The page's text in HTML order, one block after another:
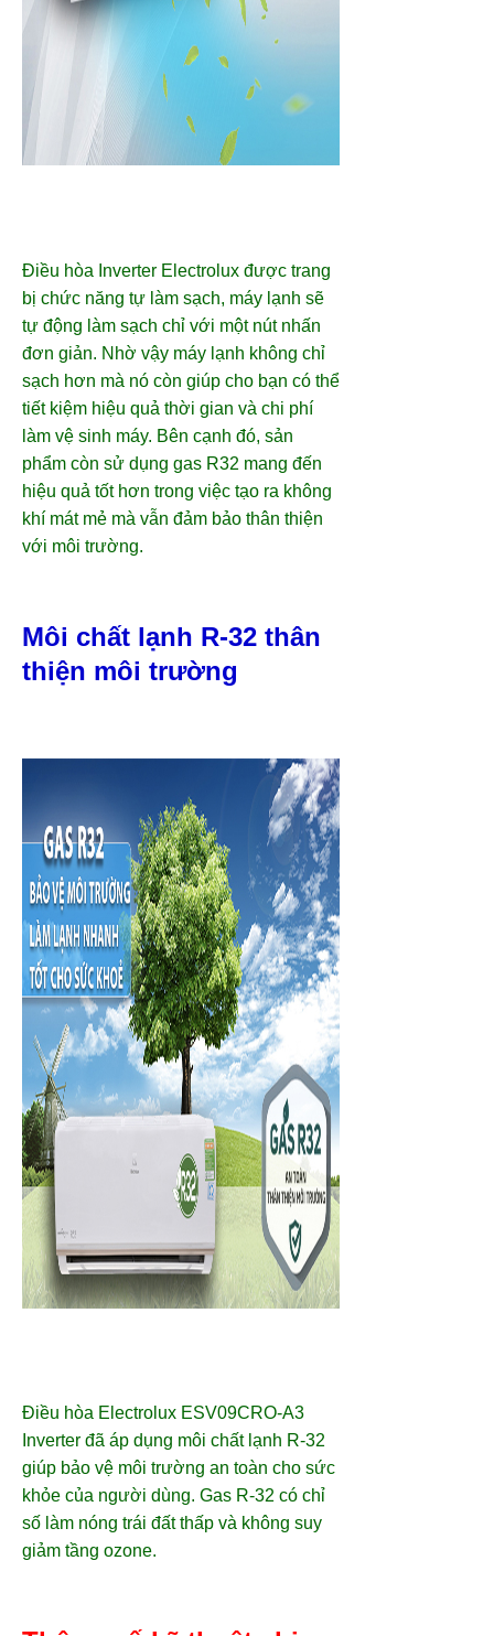
Điều hòa Inverter Electrolux được trang
bị chức năng tự làm sạch, máy lạnh sẽ
tự động làm sạch chỉ với một nút nhấn
đơn giản. Nhờ vậy máy lạnh không chỉ
sạch hơn mà nó còn giúp cho bạn có thể
tiết kiệm hiệu quả thời gian và chi phí
làm vệ sinh máy. Bên cạnh đó, sản
phẩm còn sử dụng gas R32 mang đến
hiệu quả tốt hơn trong việc tạo ra không
khí mát mẻ mà vẫn đảm bảo thân thiện
với môi trường.
Môi chất lạnh R-32 thân
thiện môi trường
Điều hòa Electrolux ESV09CRO-A3
Inverter đã áp dụng môi chất lạnh R-32
giúp bảo vệ môi trường an toàn cho sức
khỏe của người dùng. Gas R-32 có chỉ
số làm nóng trái đất thấp và không suy
giảm tầng ozone.